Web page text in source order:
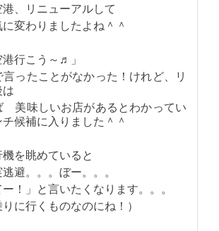
、リニューアルして
変わりましたよね＾＾
港行こう～♬」
ったことがなかった！けれど、リ
美味しいお店があるとわかってい
候補に入りました＾＾
を眺めていると
避。。。ぼー。。。
ー！」と言いたくなります。。。
りに行くものなのにね！）